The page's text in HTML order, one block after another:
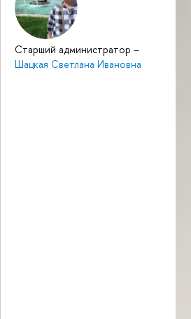
Cтарший администратор –
Шацкая Светлана Ивановна